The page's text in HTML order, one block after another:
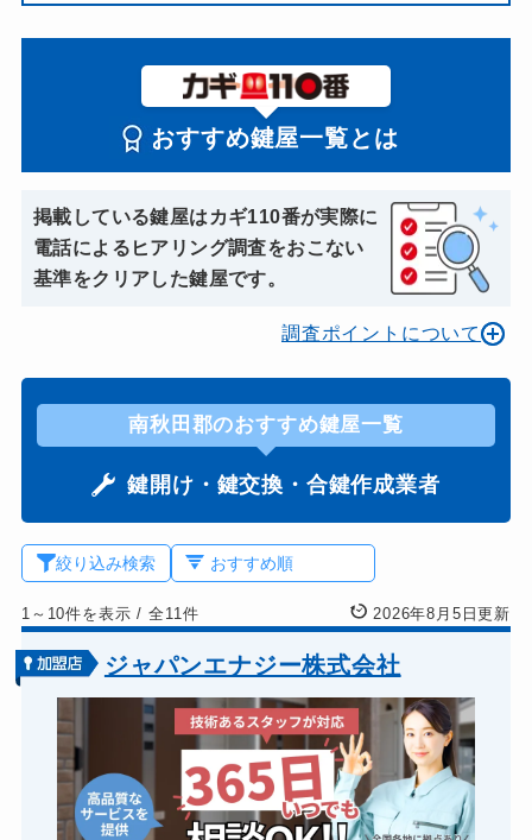
おすすめ鍵屋一覧とは
掲載している鍵屋はカギ110番が実際に
電話によるヒアリング調査をおこない
基準をクリアした鍵屋です。
調査ポイントについて
南秋田郡のおすすめ鍵屋一覧
鍵開け・鍵交換・合鍵作成業者
絞り込み検索
1～10件を表示/ 全11件 2026年8月5日更新
ジャパンエナジー株式会社